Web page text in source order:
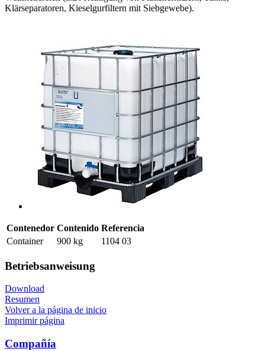
Klärseparatoren, Kieselgurfiltern mit Siebgewebe).
Contenedor Contenido Referencia
Container
900 kg 1104 03
Betriebsanweisung
Download
Resumen
Volver a la página de inicio
Imprimir página
Compañía